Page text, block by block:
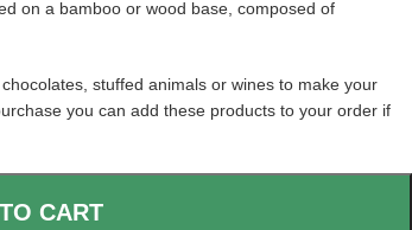
on a bamboo or wood base, composed of
stuffed animals or wines to make your
you can add these products to your order if
CART